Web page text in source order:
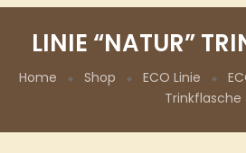
LINIE “NATUR”
Home Shop ECO Linie
Trinkflasche